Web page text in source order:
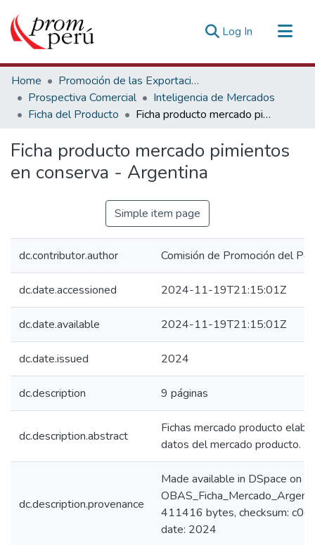
Log In (current)
Communities & Collections
All of DSpace
Statistics
Home
Promoción de las Exportaciones
Prospectiva Comercial
Inteligencia de Mercados
Ficha del Producto
Ficha producto mercado pimientos en conserva - Argentina
Ficha producto mercado pimientos
en conserva - Argentina
Simple item page
dc.contributor.author Comisión de Promoción del
dc.date.accessioned 2024-11-19T21:15:01Z
dc.date.available 2024-11-19T21:15:01Z
dc.date.issued 2024
dc.description 9 páginas
dc.description.abstract
Fichas mercado producto
datos del mercado producto.
dc.description.provenance
Made available in DSpace on
411416 bytes, checksum:
date: 2024